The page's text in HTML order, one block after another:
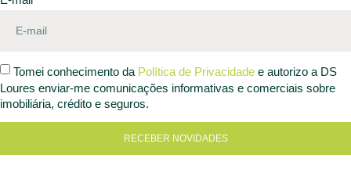
Tomei conhecimento da Política de Privacidade e autorizo a DS
Loures enviar-me comunicações informativas e comerciais sobre
imobiliária, crédito e seguros.
RECEBER NOVIDADES